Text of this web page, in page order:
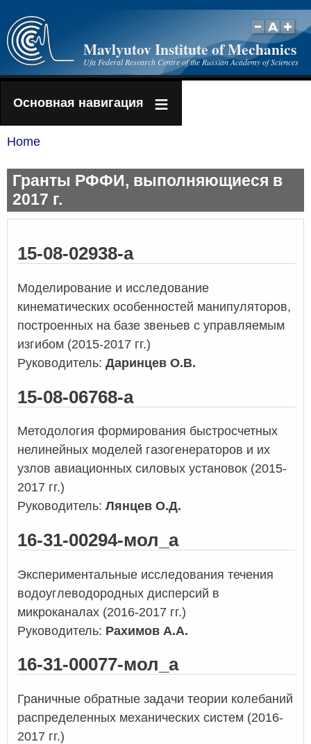
Skip
to
main
content
Mavlyutov Institute of Mechanics
Ufa Federal Research Centre of the Russian Academy of Sciences
Основная навигация
Home
Гранты РФФИ, выполняющиеся в
2017 г.
15-08-02938-а
Моделирование и исследование
кинематических особенностей манипуляторов,
построенных на базе звеньев с управляемым
изгибом (2015-2017 гг.)
Руководитель: Даринцев О.В.
15-08-06768-а
Методология формирования быстросчетных
нелинейных моделей газогенераторов и их
узлов авиационных силовых установок (2015-
2017 гг.)
Руководитель: Лянцев О.Д.
16-31-00294-мол_а
Экспериментальные исследования течения
водоуглеводородных дисперсий в
микроканалах (2016-2017 гг.)
Руководитель: Рахимов А.А.
16-31-00077-мол_а
Граничные обратные задачи теории колебаний
распределенных механических систем (2016-
2017 гг.)